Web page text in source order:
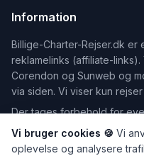
Information
Billige-Charter-Rejser.dk er
reklamelinks (affiliate-
Corendon og Sunweb og
via siden. Vi viser kun
Der tages forbehold for
Vi bruger cookies 🍪 Vi
oplevelse og analysere